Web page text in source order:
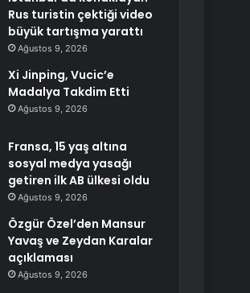
Rus turistin çektiği video
büyük tartışma yarattı
Ağustos 9, 2026
Xi Jinping, Vucic’e
Madalya Takdim Etti
Ağustos 9, 2026
Fransa, 15 yaş altına
sosyal medya yasağı
getiren ilk AB ülkesi oldu
Ağustos 9, 2026
Özgür Özel’den Mansur
Yavaş ve Zeydan Karalar
açıklaması
Ağustos 9, 2026